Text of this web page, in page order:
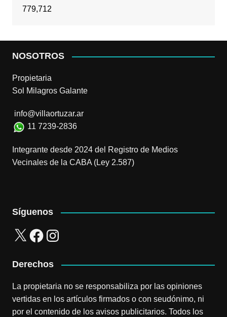
779,712
NOSOTROS
Propietaria
Sol Milagros Galante
info@villaortuzar.ar
11 7239-2836
Integrante desde 2024 del Registro de Medios
Vecinales de la CABA (Ley 2.587)
Síguenos
X FacebookInstagram
Derechos
La propietaria no se responsabiliza por las opiniones
vertidas en los artículos firmados o con seudónimo, ni
por el contenido de los avisos publicitarios. Todos los